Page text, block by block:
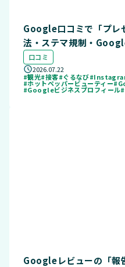
Google口コミで「プレ
法・ステマ規制・
口コミ
2026.07.22
#観光#接客#ぐるなび
#ホットペッパービューティー
#Googleビジネスプロフィール
Googleレビューの「報